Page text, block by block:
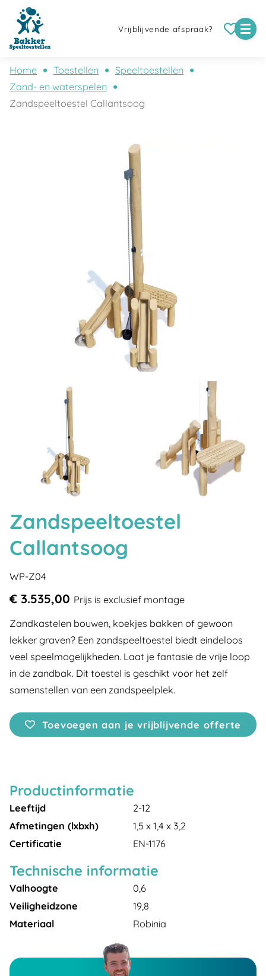
Vrijblijvende afspraak?
Home Toestellen
Speeltoestellen
Zand- en waterspelen
Zandspeeltoestel Callantsoog
Zandspeeltoestel
Callantsoog
WP-Z04
€ 3.535,00 Prijs is exclusief montage
Zandkastelen bouwen, koekjes bakken of gewoon
lekker graven? Een zandspeeltoestel biedt eindeloos
veel speelmogelijkheden. Laat je fantasie de vrije loop
in de zandbak. Dit toestel is geschikt voor het zelf
samenstellen van een zandspeelplek.
Toevoegen aan je vrijblijvende offerte
Productinformatie
Leeftijd
2-12
Afmetingen (lxbxh)
1,5 x 1,4 x 3,2
Certificatie
EN-1176
Technische informatie
Valhoogte
0,6
Veiligheidzone
19,8
Materiaal
Robinia